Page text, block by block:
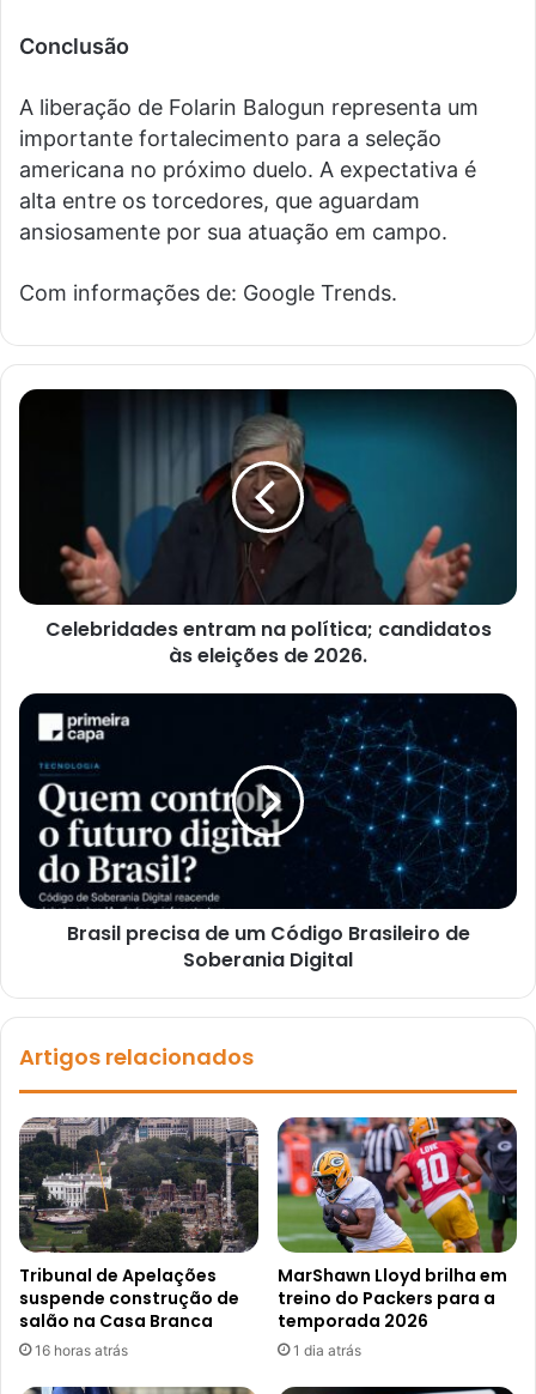
Conclusão
A liberação de Folarin Balogun representa um
importante fortalecimento para a seleção
americana no próximo duelo. A expectativa é
alta entre os torcedores, que aguardam
ansiosamente por sua atuação em campo.
Com informações de: Google Trends.
Celebridades entram na política; candidatos
às eleições de 2026.
Brasil precisa de um Código Brasileiro de
Soberania Digital
Artigos relacionados
Tribunal de Apelações
suspende construção de
salão na Casa Branca
16 horas atrás
MarShawn Lloyd brilha em
treino do Packers para a
temporada 2026
1 dia atrás